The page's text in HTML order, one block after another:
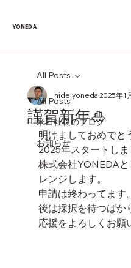
YONEDA
All Posts
米田社長のブログ
お知らせ
All Posts
謹賀新年🎍
hide yoneda2025年1
明けましておめでと
2025年スタートしま
株式会社YONEDA
レンジします。
申請は終わってます。
後は採択を待つばか
応援をよろしくお願